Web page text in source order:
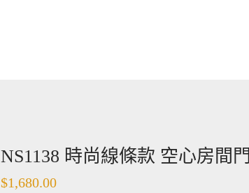
NS1138 時尚線條款 空心房間門
$1,680.00